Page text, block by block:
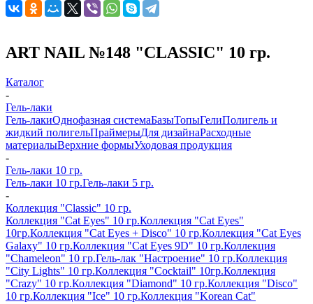
ART NAIL №148 "CLASSIC" 10 гр.
Каталог
-
Гель-лаки
Гель-лакиОднофазная системаБазыТопыГелиПолигель и
жидкий полигельПраймерыДля дизайнаРасходные
материалыВерхние формыУходовая продукция
-
Гель-лаки 10 гр.
Гель-лаки 10 гр.Гель-лаки 5 гр.
-
Коллекция "Classic" 10 гр.
Коллекция "Cat Eyes" 10 гр.Коллекция "Cat Eyes"
10гр.Коллекция "Cat Eyes + Disco" 10 гр.Коллекция "Cat Eyes
Galaxy" 10 гр.Коллекция "Cat Eyes 9D" 10 гр.Коллекция
"Chameleon" 10 гр.Гель-лак "Настроение" 10 гр.Коллекция
"City Lights" 10 гр.Коллекция "Cocktail" 10гр.Коллекция
"Crazy" 10 гр.Коллекция "Diamond" 10 гр.Коллекция "Disco"
10 гр.Коллекция "Ice" 10 гр.Коллекция "Korean Cat"